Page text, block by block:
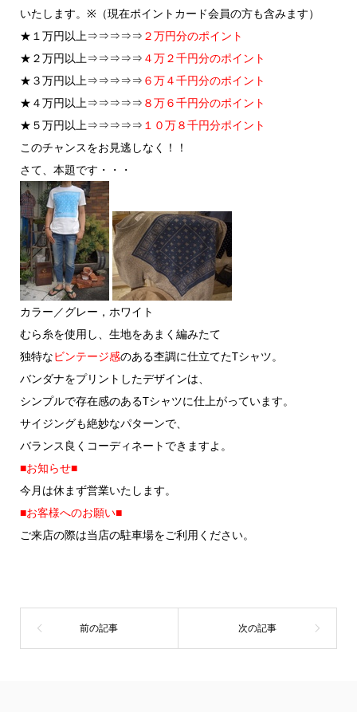
いたします。※（現在ポイントカード会員の方も含みます）
★１万円以上⇒⇒⇒⇒⇒ ２万円分のポイント
★２万円以上⇒⇒⇒⇒⇒ ４万２千円分のポイント
★３万円以上⇒⇒⇒⇒⇒ ６万４千円分のポイント
★４万円以上⇒⇒⇒⇒⇒ ８万６千円分のポイント
★５万円以上⇒⇒⇒⇒⇒ １０万８千円分ポイント
このチャンスをお見逃しなく！！
さて、本題です・・・
カラー／グレー，ホワイト
むら糸を使用し、生地をあまく編みたて
独特なビンテージ感のある杢調に仕立てたTシャツ。
バンダナをプリントしたデザインは、
シンプルで存在感のあるTシャツに仕上がっています。
サイジングも絶妙なパターンで、
バランス良くコーディネートできますよ。
■お知らせ■
今月は休まず営業いたします。
■お客様へのお願い■
ご来店の際は当店の駐車場をご利用ください。